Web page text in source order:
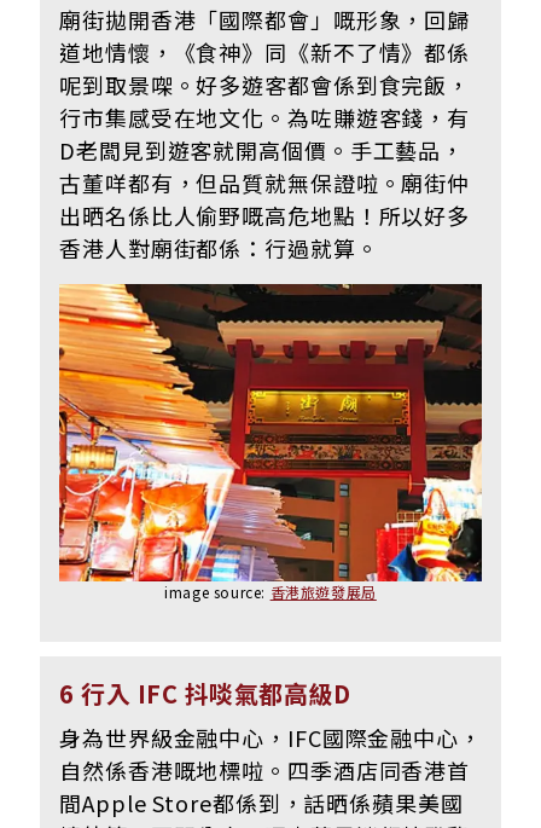
廟街拋開香港「國際都會」嘅形象，回歸
道地情懷，《食神》同《新不了情》都係
呢到取景㗎。好多遊客都會係到食完飯，
行市集感受在地文化。為咗賺遊客錢，有
D老闆見到遊客就開高個價。手工藝品，
古董咩都有，但品質就無保證啦。廟街仲
出晒名係比人偷野嘅高危地點！所以好多
香港人對廟街都係：行過就算。
image source: 香港旅遊發展局
6 行入 IFC 抖啖氣都高級D
身為世界級金融中心，IFC國際金融中心，
自然係香港嘅地標啦。四季酒店同香港首
間Apple Store都係到，話晒係蘋果美國